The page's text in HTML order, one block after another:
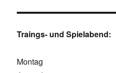
Traings- und Spielabend:
Montag